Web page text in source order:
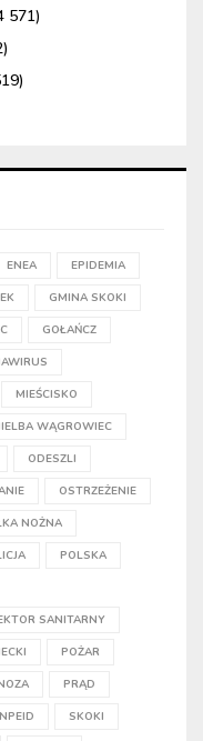
571)
ENEA EPIDEMIA
GMINA SKOKI
GOŁAŃCZ
MIEŚCISKO
WĄGROWIEC
ODESZLI
OSTRZEŻENIE
NOŻNA
POLSKA
SANITARNY
POŻAR
PRĄD
SKOKI